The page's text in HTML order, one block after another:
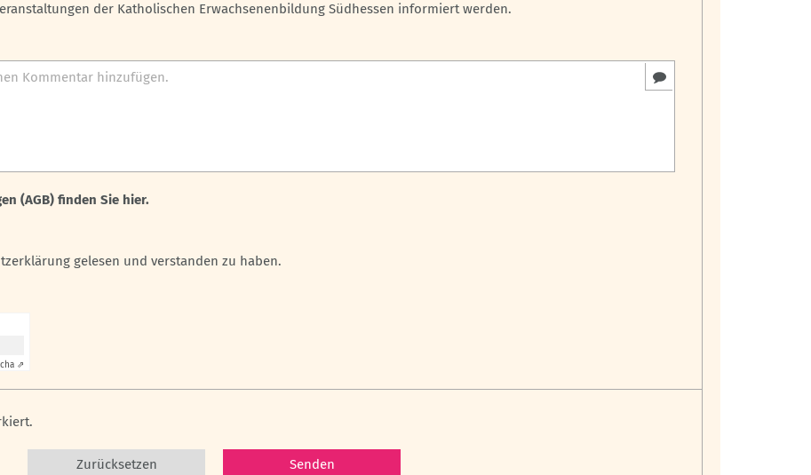
der Katholischen Erwachsenenbildung Südhessen informiert werden.
(AGB) finden Sie hier.
gelesen und verstanden zu haben.
⇗
Zurücksetzen